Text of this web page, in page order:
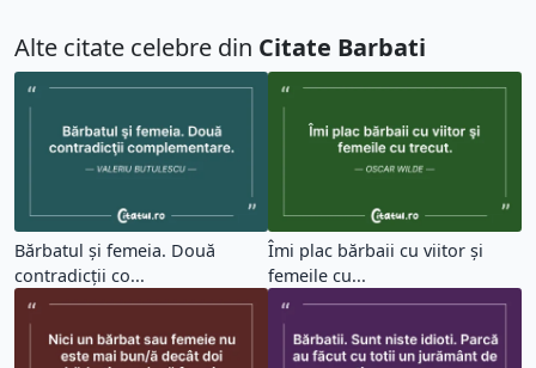
Alte citate celebre din Citate Barbati
Bărbatul şi femeia. Două
contradicţii co...
Îmi plac bărbaii cu viitor şi
femeile cu...